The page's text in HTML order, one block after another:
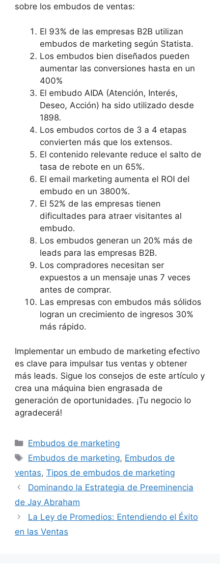
sobre los embudos de ventas:
El 93% de las empresas B2B utilizan
embudos de marketing según Statista.
Los embudos bien diseñados pueden
aumentar las conversiones hasta en un
400%
El embudo AIDA (Atención, Interés,
Deseo, Acción) ha sido utilizado desde
1898.
Los embudos cortos de 3 a 4 etapas
convierten más que los extensos.
El contenido relevante reduce el salto de
tasa de rebote en un 65%.
El email marketing aumenta el ROI del
embudo en un 3800%.
El 52% de las empresas tienen
dificultades para atraer visitantes al
embudo.
Los embudos generan un 20% más de
leads para las empresas B2B.
Los compradores necesitan ser
expuestos a un mensaje unas 7 veces
antes de comprar.
Las empresas con embudos más sólidos
logran un crecimiento de ingresos 30%
más rápido.
Implementar un embudo de marketing efectivo
es clave para impulsar tus ventas y obtener
más leads. Sigue los consejos de este artículo y
crea una máquina bien engrasada de
generación de oportunidades. ¡Tu negocio lo
agradecerá!
Categorías
Embudos de marketing
Etiquetas
Embudos de marketing, Embudos de
ventas, Tipos de embudos de marketing
Dominando la Estrategia de Preeminencia
de Jay Abraham
La Ley de Promedios: Entendiendo el Éxito
en las Ventas